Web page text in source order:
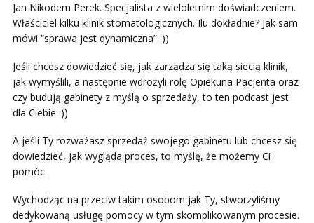
Jan Nikodem Perek. Specjalista z wieloletnim doświadczeniem.
Właściciel kilku klinik stomatologicznych. Ilu dokładnie? Jak sam
mówi “sprawa jest dynamiczna” :))
Jeśli chcesz dowiedzieć się, jak zarządza się taką siecią klinik,
jak wymyślili, a następnie wdrożyli rolę Opiekuna Pacjenta oraz
czy budują gabinety z myślą o sprzedaży, to ten podcast jest
dla Ciebie :))
A jeśli Ty rozważasz sprzedaż swojego gabinetu lub chcesz się
dowiedzieć, jak wygląda proces, to myślę, że możemy Ci
pomóc.
Wychodząc na przeciw takim osobom jak Ty, stworzyliśmy
dedykowaną usługę pomocy w tym skomplikowanym procesie.